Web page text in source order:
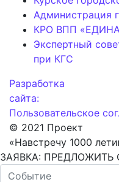
Администрация
КРО ВПП
Экспертный
при КГС
Разработка
сайта:
Пользовательское
© 2021 Проект
«Навстречу 1000
ЗАЯВКА: